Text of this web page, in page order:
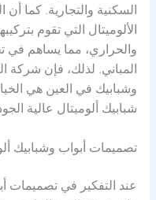
السكنية والتجارية. كما
الألوميتال التي تقوم
والحراري، مما يساهم
المباني. لذلك، فإن شركة
وشبابيك في العين هي
شبابيك ألوميتال عالية
تصميمات أبواب وشبابيك
عند التفكير في تصميمات